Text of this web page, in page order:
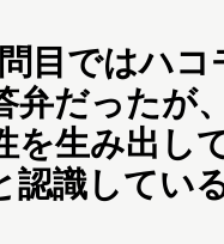
目ではハコ
弁だったが
を生み出し
認識してい